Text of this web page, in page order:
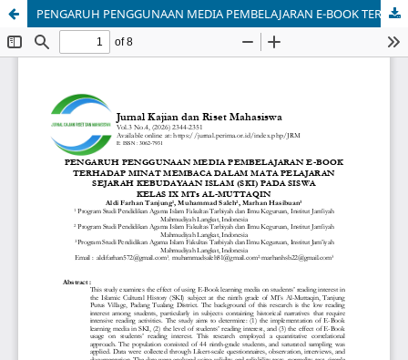
PENGARUH PENGGUNAAN MEDIA PEMBELAJARAN E-BOOK TERHADAP MINAT MEMBACA DALAM MATA PELAJARAN SEJARAH KEBUDAYAAN ISLAM (SKI) PADA SISWA KELAS IX MTs AL-MUTTAQIN